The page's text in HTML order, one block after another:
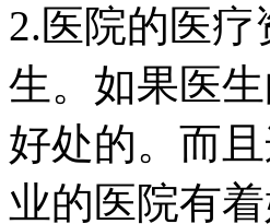
2.医院的医
生。如果医
好处的。而
业的医院有